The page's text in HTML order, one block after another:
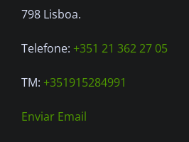
798 Lisboa.
Telefone: +351 21 362 27 05
TM: +351915284991
Enviar Email